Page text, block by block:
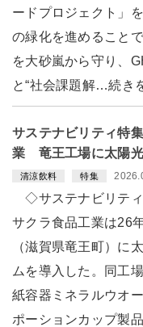
ードプロジェクト」
の緑化を進めること
を大砂嵐から守り、
と“社会課題解…続き
サステナビリティ特
業 竜王工場に太陽
清涼飲料 特集
◇サステナビリテ
サクラ食品工業は26
（滋賀県竜王町）に
ムを導入した。同工
紙容器ミネラルウオ
ポーションカップ製